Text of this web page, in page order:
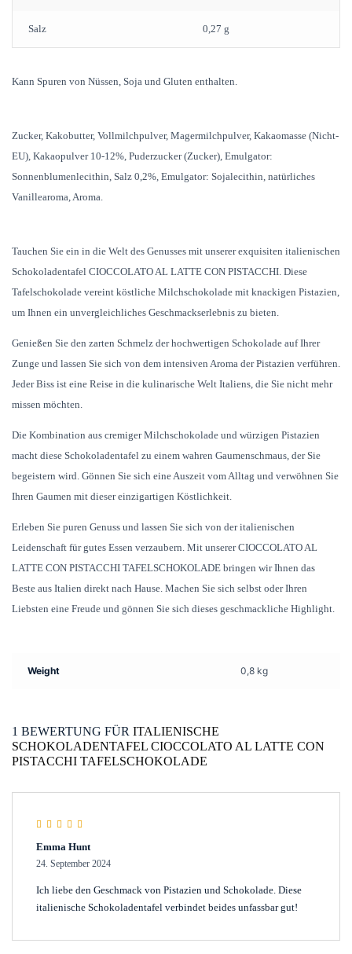
Salz 0,27 g
Kann Spuren von Nüssen, Soja und Gluten enthalten.
Zucker, Kakobutter, Vollmilchpulver, Magermilchpulver, Kakaomasse (Nicht-
EU), Kakaopulver 10-12%, Puderzucker (Zucker), Emulgator:
Sonnenblumenlecithin, Salz 0,2%, Emulgator: Sojalecithin, natürliches
Vanillearoma, Aroma.
Tauchen Sie ein in die Welt des Genusses mit unserer exquisiten italienischen
Schokoladentafel CIOCCOLATO AL LATTE CON PISTACCHI. Diese
Tafelschokolade vereint köstliche Milchschokolade mit knackigen Pistazien,
um Ihnen ein unvergleichliches Geschmackserlebnis zu bieten.
Genießen Sie den zarten Schmelz der hochwertigen Schokolade auf Ihrer
Zunge und lassen Sie sich von dem intensiven Aroma der Pistazien verführen.
Jeder Biss ist eine Reise in die kulinarische Welt Italiens, die Sie nicht mehr
missen möchten.
Die Kombination aus cremiger Milchschokolade und würzigen Pistazien
macht diese Schokoladentafel zu einem wahren Gaumenschmaus, der Sie
begeistern wird. Gönnen Sie sich eine Auszeit vom Alltag und verwöhnen Sie
Ihren Gaumen mit dieser einzigartigen Köstlichkeit.
Erleben Sie puren Genuss und lassen Sie sich von der italienischen
Leidenschaft für gutes Essen verzaubern. Mit unserer CIOCCOLATO AL
LATTE CON PISTACCHI TAFELSCHOKOLADE bringen wir Ihnen das
Beste aus Italien direkt nach Hause. Machen Sie sich selbst oder Ihren
Liebsten eine Freude und gönnen Sie sich dieses geschmackliche Highlight.
Weight 0,8 kg
1 BEWERTUNG FÜR ITALIENISCHE
SCHOKOLADENTAFEL CIOCCOLATO AL LATTE CON
PISTACCHI TAFELSCHOKOLADE
Emma Hunt
24. September 2024
Ich liebe den Geschmack von Pistazien und Schokolade. Diese
italienische Schokoladentafel verbindet beides unfassbar gut!